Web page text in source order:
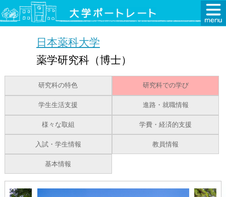
日本薬科大学
薬学研究科（博士）
研究科の特色 研究科での学び
学生生活支援 進路・就職情報
様々な取組 学費・経済的支援
入試・学生情報 教員情報
基本情報